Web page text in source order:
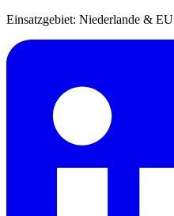
Einsatzgebiet: Niederlande & EU